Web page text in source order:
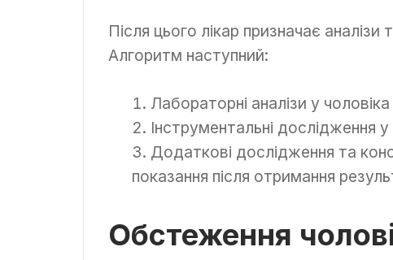
Після цього лікар призначає
Алгоритм наступний:
Лабораторні аналізи у
Інструментальні дослідження
Додаткові дослідження та
показання після отримання
Обстеження